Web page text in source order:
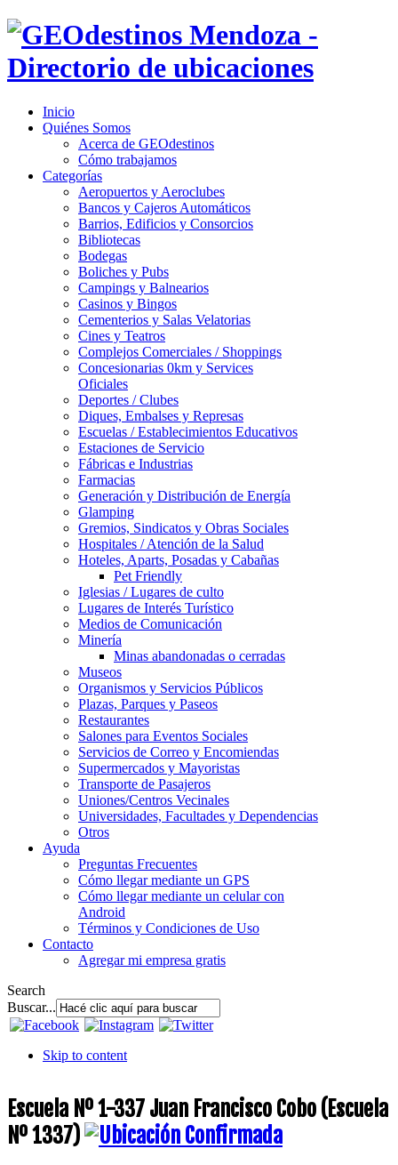
Inicio
Quiénes Somos
Acerca de GEOdestinos
Cómo trabajamos
Categorías
Aeropuertos y Aeroclubes
Bancos y Cajeros Automáticos
Barrios, Edificios y Consorcios
Bibliotecas
Bodegas
Boliches y Pubs
Campings y Balnearios
Casinos y Bingos
Cementerios y Salas Velatorias
Cines y Teatros
Complejos Comerciales / Shoppings
Concesionarias 0km y Services
Oficiales
Deportes / Clubes
Diques, Embalses y Represas
Escuelas / Establecimientos Educativos
Estaciones de Servicio
Fábricas e Industrias
Farmacias
Generación y Distribución de Energía
Glamping
Gremios, Sindicatos y Obras Sociales
Hospitales / Atención de la Salud
Hoteles, Aparts, Posadas y Cabañas
Pet Friendly
Iglesias / Lugares de culto
Lugares de Interés Turístico
Medios de Comunicación
Minería
Minas abandonadas o cerradas
Museos
Organismos y Servicios Públicos
Plazas, Parques y Paseos
Restaurantes
Salones para Eventos Sociales
Servicios de Correo y Encomiendas
Supermercados y Mayoristas
Transporte de Pasajeros
Uniones/Centros Vecinales
Universidades, Facultades y Dependencias
Otros
Ayuda
Preguntas Frecuentes
Cómo llegar mediante un GPS
Cómo llegar mediante un celular con
Android
Términos y Condiciones de Uso
Contacto
Agregar mi empresa gratis
Search
Buscar...
Skip to content
Escuela Nº 1-337 Juan Francisco Cobo (Escuela
Nº 1337)